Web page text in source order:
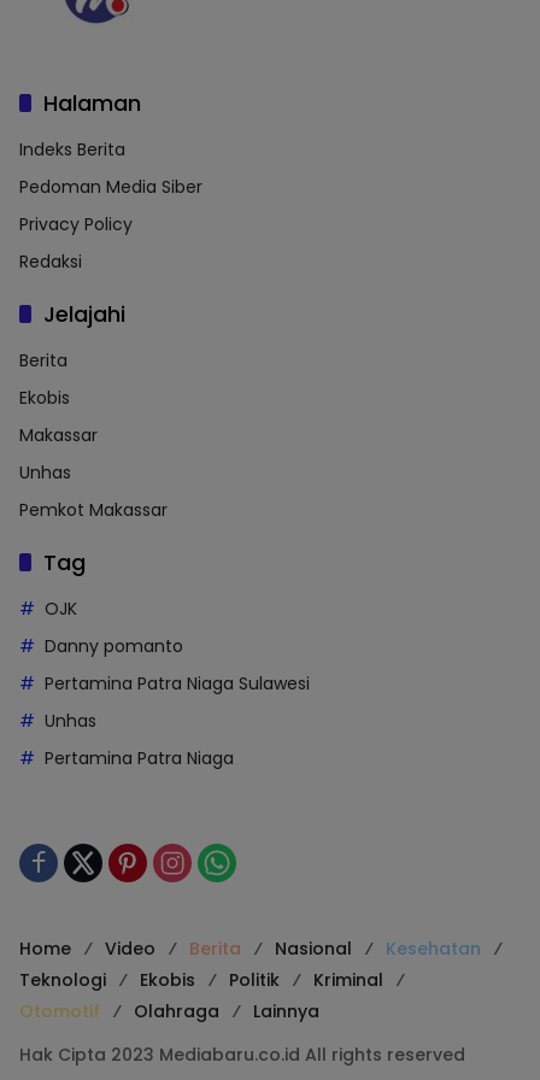
Halaman
Indeks Berita
Pedoman Media Siber
Privacy Policy
Redaksi
Jelajahi
Berita
Ekobis
Makassar
Unhas
Pemkot Makassar
Tag
OJK
Danny pomanto
Pertamina Patra Niaga Sulawesi
Unhas
Pertamina Patra Niaga
Home Video Berita Nasional
Kesehatan
Teknologi
Ekobis Politik
Kriminal
Otomotif
Olahraga
Lainnya
Hak Cipta 2023 Mediabaru.co.id All rights reserved